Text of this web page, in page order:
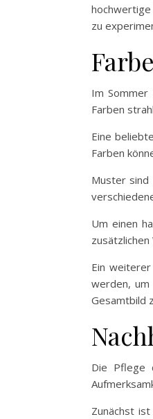
zu
Im
Farben
Eine
Farben
Muster sind
Um einen
Ein
werden, um
Gesamtbild
Die Pflege
Zunächst